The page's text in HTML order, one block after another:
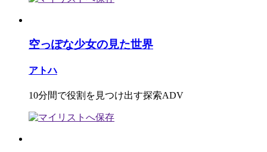
空っぽな少女の見た世界
アトハ
10分間で役割を見つけ出す探索ADV